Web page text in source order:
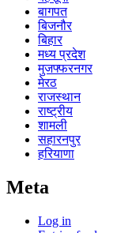
बागपत
बिजनौर
बिहार
मध्य प्रदेश
मुजफ्फरनगर
मेरठ
राजस्थान
राष्ट्रीय
शामली
सहारनपुर
हरियाणा
Meta
Log in